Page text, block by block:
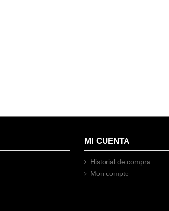
MI CUENTA
Historial de compra
Mon compte